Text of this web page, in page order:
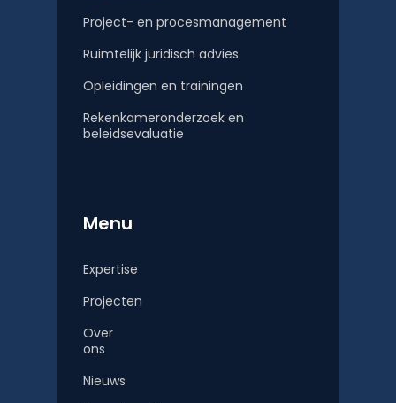
Project- en procesmanagement
Ruimtelijk juridisch advies
Opleidingen en trainingen
Rekenkameronderzoek en
beleidsevaluatie
Menu
Expertise
Projecten
Over
ons
Nieuws